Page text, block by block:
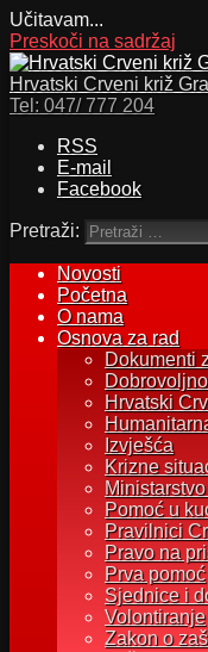
Učitavam...
Preskoči na sadržaj
Hrvatski Crveni križ
Tel: 047/ 777 204
RSS
E-mail
Facebook
Pretraži:
Novosti
Početna
O nama
Osnova za rad
Dokumenti
Hrvatski
Izvješća
Krizne
Pomoć u
Pravilnici
Pravo na
Prva pomoć
Sjednice i
Volontiranje
Zakon o